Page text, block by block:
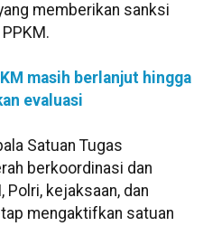
memberikan sanksi
masih berlanjut hingga
evaluasi
Satuan Tugas
berkoordinasi dan
Polri, kejaksaan, dan
mengaktifkan satuan